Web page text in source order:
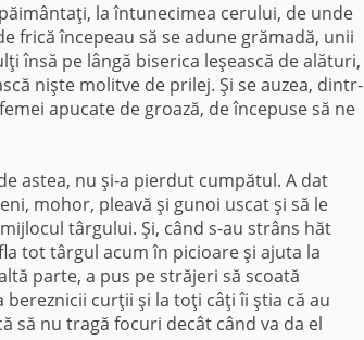
la întunecimea cerului, de unde
frică începeau să se adune grămadă, unii
însă pe lângă biserica leşească de alături,
nişte molitve de prilej. Şi se auzea, dintr-
apucate de groază, de începuse să ne
astea, nu şi-a pierdut cumpătul. A dat
mohor, pleavă şi gunoi uscat şi să le
târgului. Şi, când s-au strâns hăt
tot târgul acum în picioare şi ajuta la
parte, a pus pe străjeri să scoată
curţii şi la toţi câţi îi ştia că au
să nu tragă focuri decât când va da el